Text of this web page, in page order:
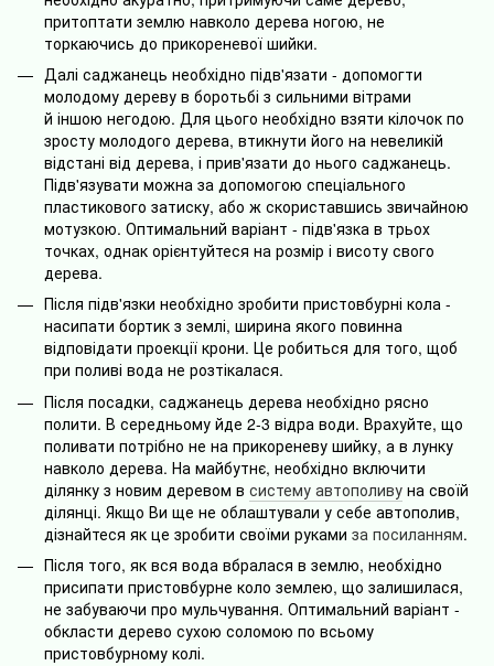
притоптати землю навколо дерева ногою, не
торкаючись до прикореневої шийки.
Далі саджанець необхідно підв'язати - допомогти
молодому дереву в боротьбі з сильними вітрами
й іншою негодою. Для цього необхідно взяти кілочок по
зросту молодого дерева, втикнути його на невеликій
відстані від дерева, і прив'язати до нього саджанець.
Підв'язувати можна за допомогою спеціального
пластикового затиску, або ж скориставшись звичайною
мотузкою. Оптимальний варіант - підв'язка в трьох
точках, однак орієнтуйтеся на розмір і висоту свого
дерева.
Після підв'язки необхідно зробити пристовбурні кола -
насипати бортик з землі, ширина якого повинна
відповідати проекції крони. Це робиться для того, щоб
при поливі вода не розтікалася.
Після посадки, саджанець дерева необхідно рясно
полити. В середньому йде 2-3 відра води. Врахуйте, що
поливати потрібно не на прикореневу шийку, а в лунку
навколо дерева. На майбутнє, необхідно включити
ділянку з новим деревом в систему автополиву на своїй
ділянці. Якщо Ви ще не облаштували у себе автополив,
дізнайтеся як це зробити своїми руками за посиланням.
Після того, як вся вода вбралася в землю, необхідно
присипати пристовбурне коло землею, що залишилася,
не забуваючи про мульчування. Оптимальний варіант -
обкласти дерево сухою соломою по всьому
пристовбурному колі.